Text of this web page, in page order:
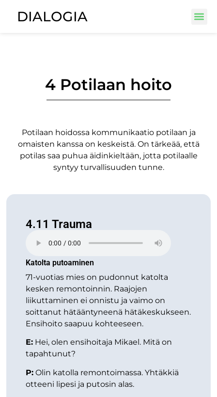
DIALOGIA
4 Potilaan hoito
Potilaan hoidossa kommunikaatio potilaan ja
omaisten kanssa on keskeistä. On tärkeää, että
potilas saa puhua äidinkieltään, jotta potilaalle
syntyy turvallisuuden tunne.
4.11 Trauma
Katolta putoaminen
71-vuotias mies on pudonnut katolta
kesken remontoinnin. Raajojen
liikuttaminen ei onnistu ja vaimo on
soittanut hätääntyneenä hätäkeskukseen.
Ensihoito saapuu kohteeseen.
E: Hei, olen ensihoitaja Mikael. Mitä on
tapahtunut?
P: Olin katolla remontoimassa. Yhtäkkiä
otteeni lipesi ja putosin alas.